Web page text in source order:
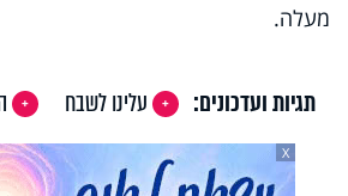
מעלה.
תגיות ועדכונים: עלינו לשבח
X